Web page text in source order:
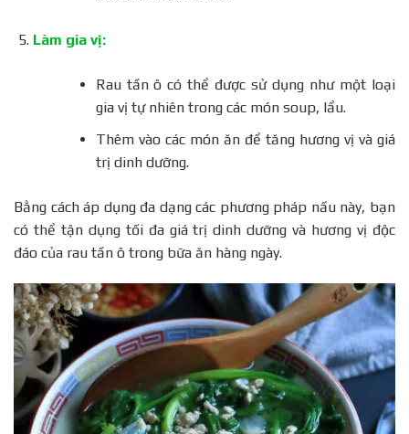
Làm gia vị:
Rau tần ô có thể được sử dụng như một loại
gia vị tự nhiên trong các món soup, lẩu.
Thêm vào các món ăn để tăng hương vị và giá
trị dinh dưỡng.
Bằng cách áp dụng đa dạng các phương pháp nấu này, bạn
có thể tận dụng tối đa giá trị dinh dưỡng và hương vị độc
đáo của rau tần ô trong bữa ăn hàng ngày.